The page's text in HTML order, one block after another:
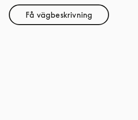
Få vägbeskrivningLink Opens in New Tab